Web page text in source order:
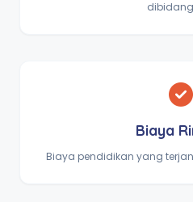
Biaya
Biaya pendidikan yang